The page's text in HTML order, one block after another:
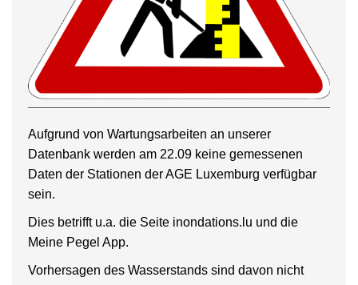
Aufgrund von Wartungsarbeiten an unserer
Datenbank werden am 22.09 keine gemessenen
Daten der Stationen der AGE Luxemburg verfügbar
sein.
Dies betrifft u.a. die Seite inondations.lu und die
Meine Pegel App.
Vorhersagen des Wasserstands sind davon nicht